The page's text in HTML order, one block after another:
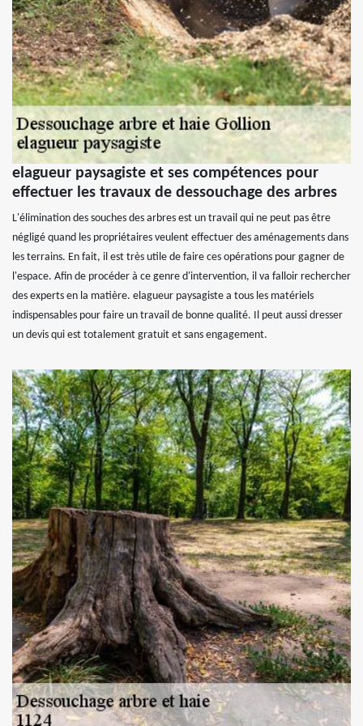
elagueur paysagiste et ses compétences pour
effectuer les travaux de dessouchage des arbres
L'élimination des souches des arbres est un travail qui ne peut pas être
négligé quand les propriétaires veulent effectuer des aménagements dans
les terrains. En fait, il est très utile de faire ces opérations pour gagner de
l'espace. Afin de procéder à ce genre d'intervention, il va falloir rechercher
des experts en la matière. elagueur paysagiste a tous les matériels
indispensables pour faire un travail de bonne qualité. Il peut aussi dresser
un devis qui est totalement gratuit et sans engagement.